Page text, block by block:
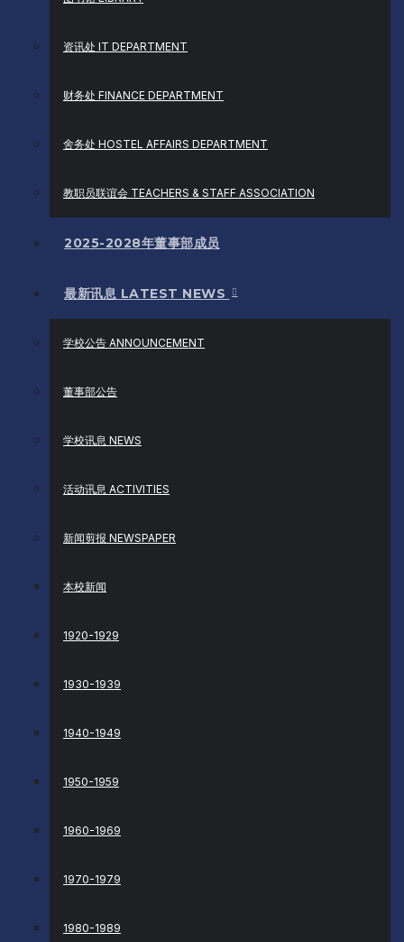
资讯处 IT DEPARTMENT
财务处 FINANCE DEPARTMENT
舍务处 HOSTEL AFFAIRS DEPARTMENT
教职员联谊会 TEACHERS & STAFF ASSOCIATION
2025-2028年董事部成员
最新讯息 LATEST NEWS
学校公告 ANNOUNCEMENT
董事部公告
学校讯息 NEWS
活动讯息 ACTIVITIES
新闻剪报 NEWSPAPER
本校新闻
1920-1929
1930-1939
1940-1949
1950-1959
1960-1969
1970-1979
1980-1989